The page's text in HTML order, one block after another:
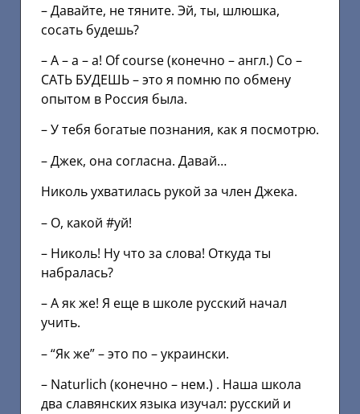
– Давайте, не тяните. Эй, ты, шлюшка,
сосать будешь?
– А – а – а! Of course (конечно – англ.) Со –
САТЬ БУДЕШЬ – это я помню по обмену
опытом в Россия была.
– У тебя богатые познания, как я посмотрю.
– Джек, она согласна. Давай…
Николь ухватилась рукой за член Джека.
– О, какой #уй!
– Николь! Ну что за слова! Откуда ты
набралась?
– А як же! Я еще в школе русский начал
учить.
– “Як же” – это по – украински.
– Naturlich (конечно – нем.) . Наша школа
два славянских языка изучал: русский и